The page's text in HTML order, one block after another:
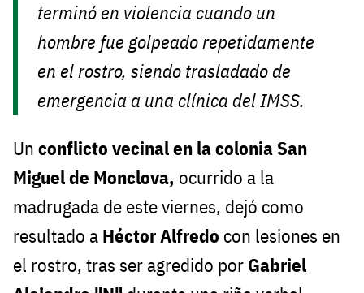
terminó en violencia cuando un
hombre fue golpeado repetidamente
en el rostro, siendo trasladado de
emergencia a una clínica del IMSS.
Un conflicto vecinal en la colonia San
Miguel de Monclova, ocurrido a la
madrugada de este viernes, dejó como
resultado a Héctor Alfredo con lesiones en
el rostro, tras ser agredido por Gabriel